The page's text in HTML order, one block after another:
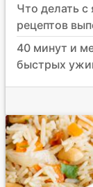
Что делать
рецептов
40 минут и
быстрых